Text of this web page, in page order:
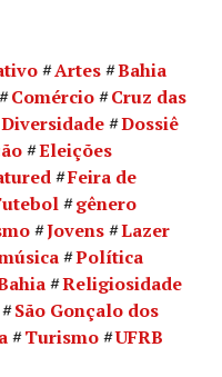
Artes
Bahia
Comércio
Cruz das
Diversidade
Dossiê
Eleições
Feira de
gênero
Jovens
Lazer
Política
Religiosidade
São Gonçalo dos
Turismo
UFRB